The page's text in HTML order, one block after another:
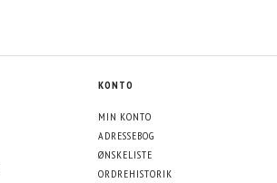
KONTO
MIN KONTO
ADRESSEBOG
ØNSKELISTE
ORDREHISTORIK